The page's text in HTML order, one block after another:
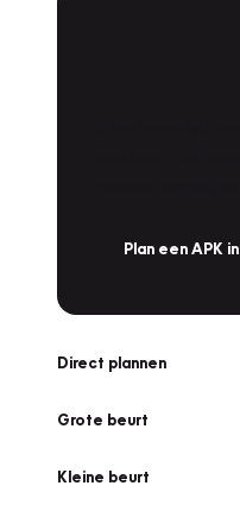
Plan een APK in
Direct plannen
Grote beurt
Kleine beurt